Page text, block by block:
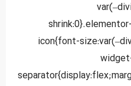
icon{font-